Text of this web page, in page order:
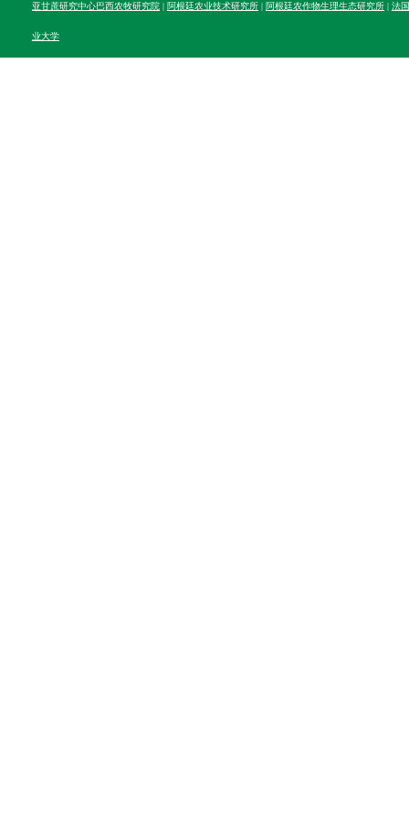
亚甘蔗研究中心巴西农牧研究院| 阿根廷农业技术研究所| 阿根廷农作物生理生态研究所| 法
业大学